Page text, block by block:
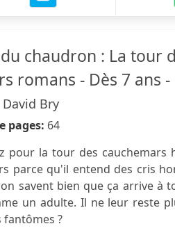
chaudron : La tour
romans - Dès 7 ans
David Bry
pages: 64
pour la tour des
parce qu'il entend des cris
savent bien que ça arrive à
un adulte. Il ne leur reste
fantômes ?